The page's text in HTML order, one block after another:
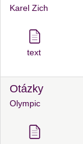
Karel Zich
text
Otázky
Olympic